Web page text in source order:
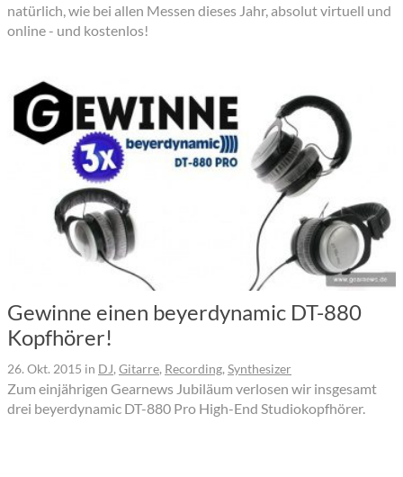
natürlich, wie bei allen Messen dieses Jahr, absolut virtuell und
online - und kostenlos!
Gewinne einen beyerdynamic DT-880
Kopfhörer!
26. Okt. 2015 in DJ, Gitarre, Recording, Synthesizer
Zum einjährigen Gearnews Jubiläum verlosen wir insgesamt
drei beyerdynamic DT-880 Pro High-End Studiokopfhörer.